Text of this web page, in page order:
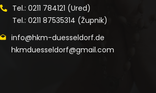
Tel.: 0211 784121 (Ured)
Tel.: 0211 87535314 (Župnik)
info@hkm-duesseldorf.de
hkmduesseldorf@gmail.com